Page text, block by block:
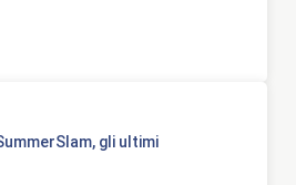
gli ultimi